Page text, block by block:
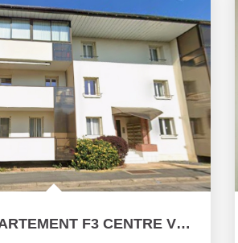
VENTE APPARTEMENT F3 CENTRE VILLE MONTLUCON